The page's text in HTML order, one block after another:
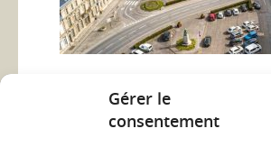
Gérer le
consentement
Vu dans les médias : Il
quelques jours pour